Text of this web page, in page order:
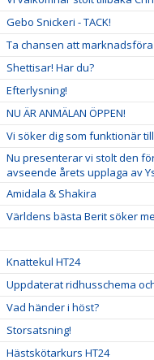
Gebo Snickeri - TACK!
Ta chansen att
Shettisar! Har du?
Efterlysning!
NU ÄR ANMÄLAN ÖPPEN!
Vi söker dig som funktionär till
Nu presenterar vi stolt den
avseende årets upplaga av
Amidala & Shakira
Världens bästa Berit söker
Knattekul HT24
Uppdaterat ridhusschema
Vad händer i höst?
Storsatsning!
Hästskötarkurs HT24